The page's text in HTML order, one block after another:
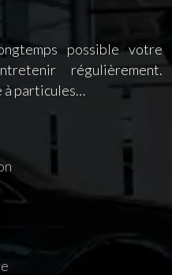
possible votre
régulièrement.
à particules…